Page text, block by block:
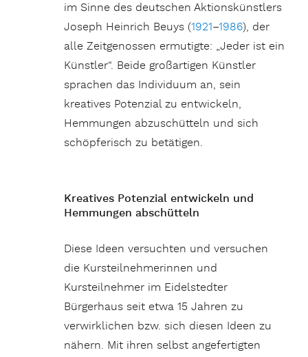
im Sinne des deutschen Aktionskünstlers
Joseph Heinrich Beuys (1921–1986), der
alle Zeitgenossen ermutigte: „Jeder ist ein
Künstler“. Beide großartigen Künstler
sprachen das Individuum an, sein
kreatives Potenzial zu entwickeln,
Hemmungen abzuschütteln und sich
schöpferisch zu betätigen.
Kreatives Potenzial entwickeln und
Hemmungen abschütteln
Diese Ideen versuchten und versuchen
die Kursteilnehmerinnen und
Kursteilnehmer im Eidelstedter
Bürgerhaus seit etwa 15 Jahren zu
verwirklichen bzw. sich diesen Ideen zu
nähern. Mit ihren selbst angefertigten